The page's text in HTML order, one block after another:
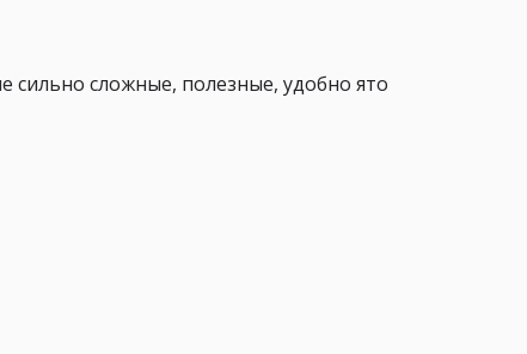
сильно сложные, полезные, удобно ято